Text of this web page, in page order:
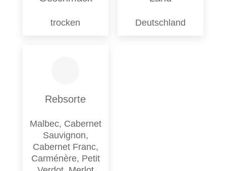
trocken Deutschland
Rebsorte
Malbec, Cabernet
Sauvignon,
Cabernet Franc,
Carménère, Petit